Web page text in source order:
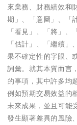
來業務、財務績效和
期」、「意圖」、「
「看見」、「將」、
「估計」、「繼續
果不確定性的字眼、
詞彙。就其本質而言
的事項，其中許多均
例如預期交易效益的
未來成果，並且可能
發生顯著差異的風險